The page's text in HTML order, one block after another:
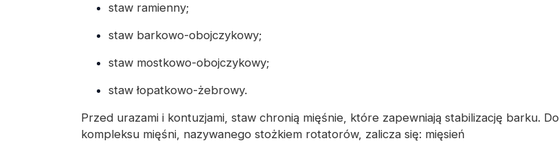
staw ramienny;
staw barkowo-obojczykowy;
staw mostkowo-obojczykowy;
staw łopatkowo-żebrowy.
Przed urazami i kontuzjami, staw chronią mięśnie, które zapewniają stabilizację barku. Do
kompleksu mięśni, nazywanego stożkiem rotatorów, zalicza się: mięsień